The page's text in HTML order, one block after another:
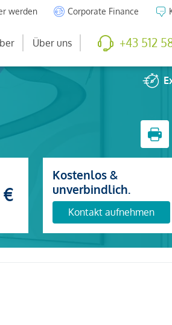
werden Corporate Finance
Über uns +43 512
Kostenlos &
unverbindlich.
Kontakt aufnehmen